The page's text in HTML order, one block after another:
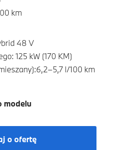
km
48 V
125 kW (170 KM)
l/100 km
modelu
o ofertę